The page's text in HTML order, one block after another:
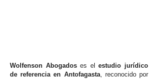
Wolfenson Abogadoses elestudio jurídico
de referencia en Antofagasta, reconocido por